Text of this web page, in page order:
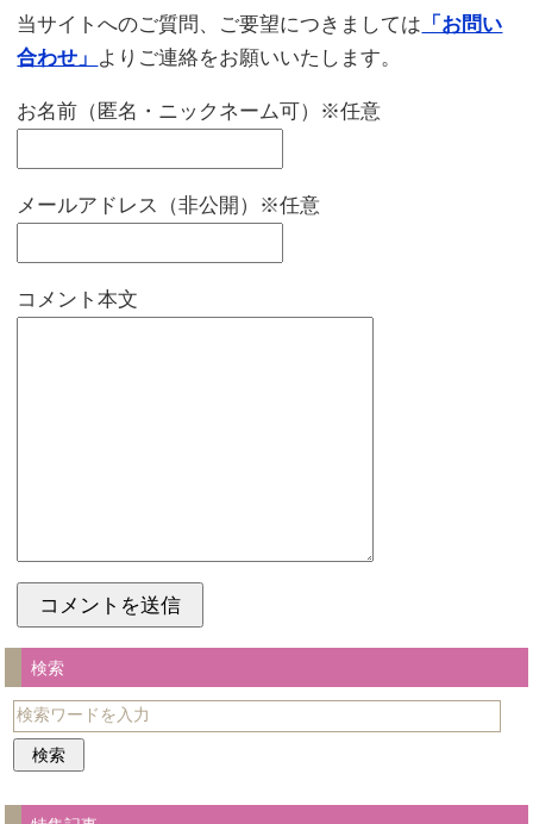
当サイトへのご質問、ご要望につきましては 「お問い
合わせ」 よりご連絡をお願いいたします。
お名前（匿名・ニックネーム可）※任意
メールアドレス（非公開）※任意
コメント本文
検索